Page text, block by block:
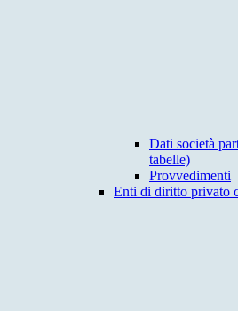
Dati società
tabelle)
Provvedimenti
Enti di diritto privato